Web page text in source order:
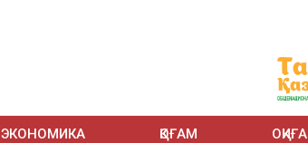
ЭКОНОМИКА ҚОҒАМ ОҚИҒА